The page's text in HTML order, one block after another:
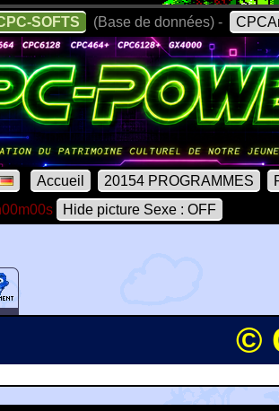
SOFTS (Base de données) -
Accueil 20154 PROGRAMMES
Hide picture Sexe : OFF
©